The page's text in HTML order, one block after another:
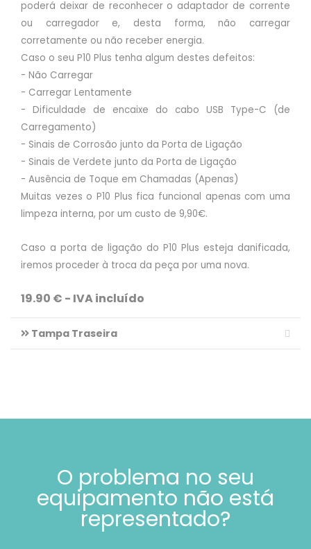
poderá deixar de reconhecer o adaptador de corrente
ou carregador e, desta forma, não carregar
corretamente ou não receber energia.
Caso o seu P10 Plus tenha algum destes defeitos:
- Não Carregar
- Carregar Lentamente
- Dificuldade de encaixe do cabo USB Type-C (de
Carregamento)
- Sinais de Corrosão junto da Porta de Ligação
- Sinais de Verdete junto da Porta de Ligação
- Ausência de Toque em Chamadas (Apenas)
Muitas vezes o P10 Plus fica funcional apenas com uma
limpeza interna, por um custo de 9,90€.
Caso a porta de ligação do P10 Plus esteja danificada,
iremos proceder à troca da peça por uma nova.
19.90 € - IVA incluído
Tampa Traseira
O problema no seu
equipamento não está
representado?